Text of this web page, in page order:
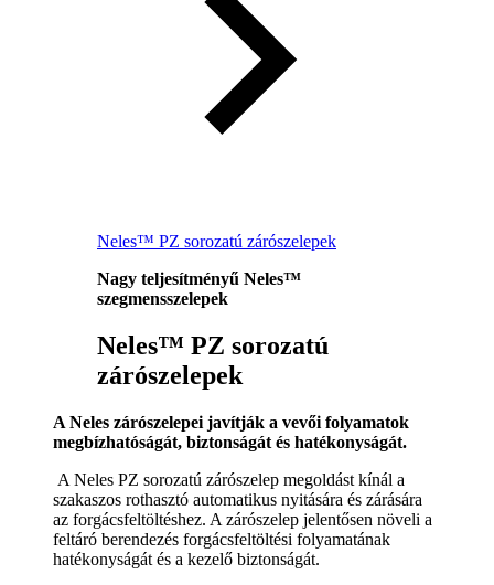
Neles™ PZ sorozatú zárószelepek
Nagy teljesítményű Neles™
szegmensszelepek
Neles™ PZ sorozatú
zárószelepek
A Neles zárószelepei javítják a vevői folyamatok
megbízhatóságát, biztonságát és hatékonyságát.
A Neles PZ sorozatú zárószelep megoldást kínál a
szakaszos rothasztó automatikus nyitására és zárására
az forgácsfeltöltéshez. A zárószelep jelentősen növeli a
feltáró berendezés forgácsfeltöltési folyamatának
hatékonyságát és a kezelő biztonságát.